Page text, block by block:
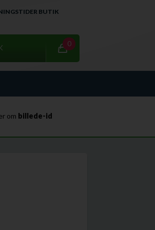
BUTIK
0
om billede-id